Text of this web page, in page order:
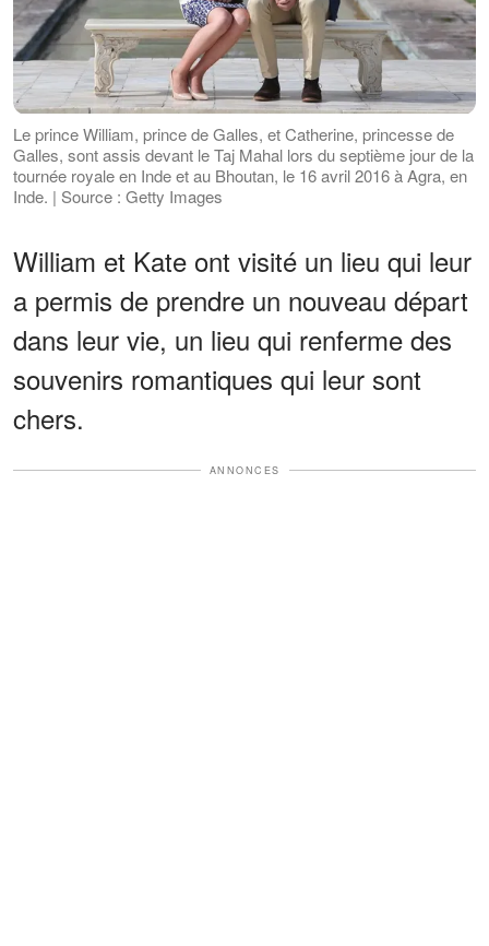
Le prince William, prince de Galles, et Catherine, princesse de
Galles, sont assis devant le Taj Mahal lors du septième jour de la
tournée royale en Inde et au Bhoutan, le 16 avril 2016 à Agra, en
Inde. | Source : Getty Images
William et Kate ont visité un lieu qui leur
a permis de prendre un nouveau départ
dans leur vie, un lieu qui renferme des
souvenirs romantiques qui leur sont
chers.
ANNONCES